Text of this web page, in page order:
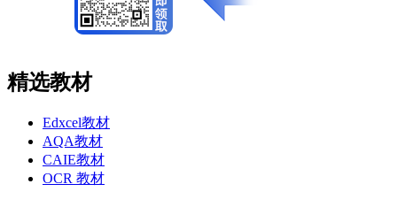
精选教材
Edxcel教材
AQA教材
CAIE教材
OCR 教材